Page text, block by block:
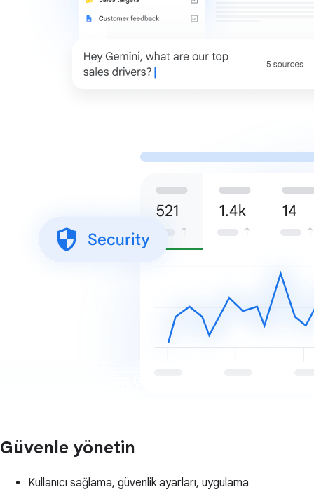
Güvenle yönetin
Kullanıcı sağlama, güvenlik ayarları, uygulama